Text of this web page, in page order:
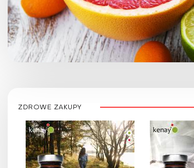
ZDROWE ZAKUPY